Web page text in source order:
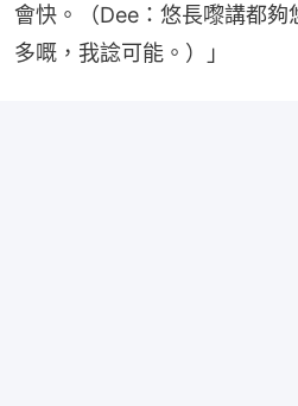
會快。（Dee：悠長嚟講都夠
多嘅，我諗可能。）」